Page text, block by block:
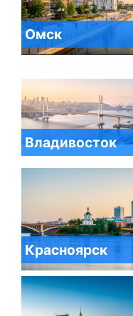
Омск
Владивосток
Красноярск